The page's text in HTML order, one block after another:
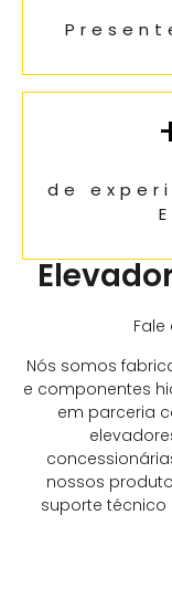
de
Nós somos
e componentes
em parceria
nossos
suporte técnico